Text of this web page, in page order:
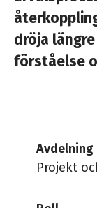
dröja
förståelse
Avdelning
Projekt